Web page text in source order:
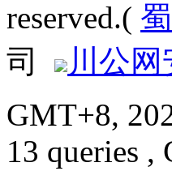
reserved.(
司
川公网
GMT+8,
13 queries ,